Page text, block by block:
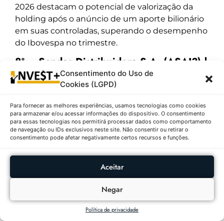
Consentimento do Uso de
Cookies (LGPD)
Para fornecer as melhores experiências, usamos tecnologias como cookies
para armazenar e/ou acessar informações do dispositivo. O consentimento
para essas tecnologias nos permitirá processar dados como comportamento
de navegação ou IDs exclusivos neste site. Não consentir ou retirar o
consentimento pode afetar negativamente certos recursos e funções.
Aceitar
Negar
Política de privacidade
2026 destacam o potencial de valorização da
holding após o anúncio de um aporte bilionário
em suas controladas, superando o desempenho
do Ibovespa no trimestre.
8º – Sendas Distribuidora S.A. (ASAI3) |
R$ 9,13 ↓ 1,83%
R$ 9,13, com uma queda idêntica à da Itaúsa em
termos percentuais (1,83%), o que representou
um recuo de R$ 0,17. O ativo transitou entre R$
8,78 e R$ 9,38 ao longo da sessão, partindo de
R$ 9,30. Foram negociadas 6.807.200 ações,
totalizando R$ 62.149.736,00. No período de 52
semanas, o papel registra uma mínima de R$
6,91 e máxima de R$ 11,88. A posição de número
8 no ranking de volume reflete um interesse
moderado, enquanto o setor de varejo alimentar